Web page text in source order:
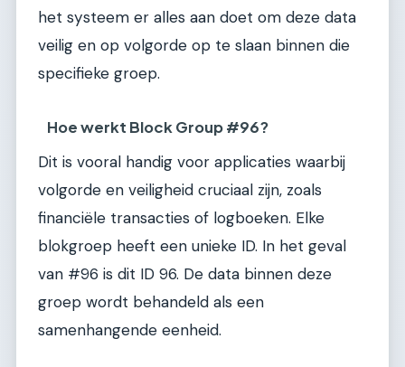
het systeem er alles aan doet om deze data
veilig en op volgorde op te slaan binnen die
specifieke groep.
Hoe werkt Block Group #96?
Dit is vooral handig voor applicaties waarbij
volgorde en veiligheid cruciaal zijn, zoals
financiële transacties of logboeken. Elke
blokgroep heeft een unieke ID. In het geval
van #96 is dit ID 96. De data binnen deze
groep wordt behandeld als een
samenhangende eenheid.